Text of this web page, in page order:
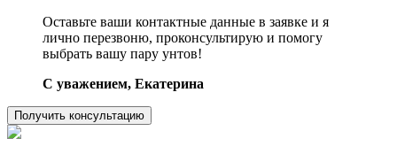
Оставьте ваши контактные данные в заявке и я
лично перезвоню, проконсультирую и помогу
выбрать вашу пару унтов!
C уважением, Екатерина
Получить консультацию